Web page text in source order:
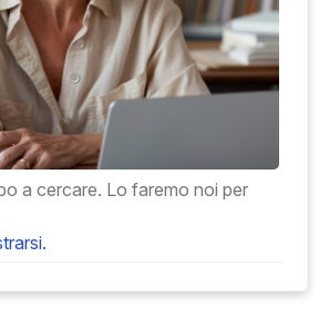
a cercare. Lo faremo noi per